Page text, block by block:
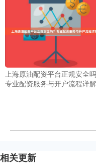
上海原油配资平台正规安全
专业配资服务与开户流程详解
相关更新